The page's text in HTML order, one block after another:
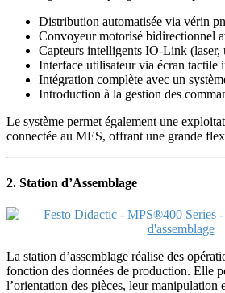
Distribution automatisée via vérin
Convoyeur motorisé bidirectionnel
Capteurs intelligents IO-Link (laser,
Interface utilisateur via écran tactile
Intégration complète avec un
Introduction à la gestion des
Le système permet également une
connectée au MES, offrant une grande
2. Station d’Assemblage
La station d’assemblage réalise des
fonction des données de production. Elle
l’orientation des pièces, leur manipulation